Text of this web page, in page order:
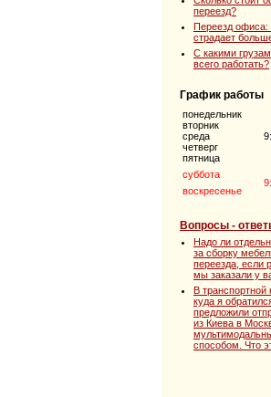
переезд?
Переезд офиса:
страдает
С какими
всего работать?
График работы
понедельник
вторник
среда
четверг
пятница
суббота
воскресенье
Вопросы -
Надо ли
за сборку
переезда, если
мы заказали у
В транспортной
куда я
предложили
из Киева в
способом. Что